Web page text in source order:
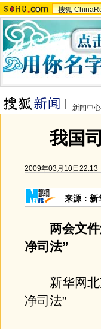
搜狐
新闻中心
我国
2009年03月10日22:13
来源：新
两会文
净司法”
新华网北
净司法”